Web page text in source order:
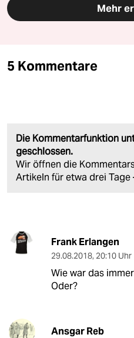
Mehr
5 Kommentare
Die Kommentarfunktion
geschlossen.
Wir öffnen die
Artikeln für etwa drei Tage
Frank Erlangen
29.08.2018, 20:10 Uhr
Wie war das
Oder?
Ansgar Reb